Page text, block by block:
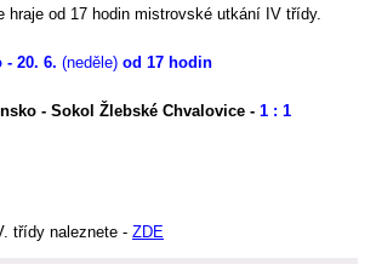
hraje od 17 hodin mistrovské utkání IV třídy.
- 20. 6. (neděle) od 17 hodin
- Sokol Žlebské Chvalovice - 1 : 1
třídy naleznete - ZDE